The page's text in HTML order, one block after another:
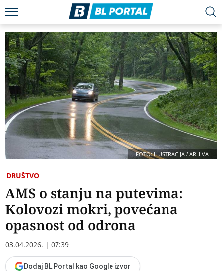
FOTO: ILUSTRACIJA / ARHIVA
DRUŠTVO
AMS o stanju na putevima:
Kolovozi mokri, povećana
opasnost od odrona
03.04.2026. | 07:39
Dodaj BL Portal kao Google izvor